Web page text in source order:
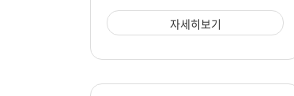
자세히보기